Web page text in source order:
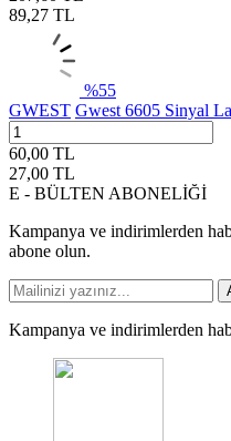
89,27 TL
%55
GWEST Gwest 6605 Sinyal
60,00 TL
27,00 TL
E - BÜLTEN ABONELİĞİ
Kampanya ve indirimlerden
abone olun.
Kampanya ve indirimlerden